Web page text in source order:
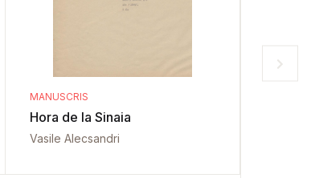
MANUSCRIS
Hora de la Sinaia
Vasile Alecsandri